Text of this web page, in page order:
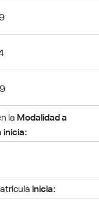
la Modalidad a
inicia:
inicia: